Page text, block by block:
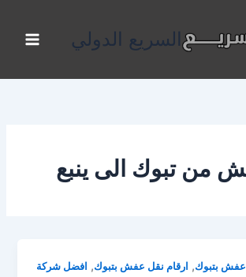
السريع الدولي
من تبوك الى ينبع
بتبوك, ارقام نقل عفش بتبوك, افضل شركة